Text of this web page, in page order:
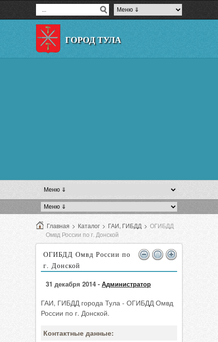
ГОРОД ТУЛА
Главная > Каталог > ГАИ, ГИБДД > ОГИБДД
Омвд России по г. Донской
ОГИБДД Омвд России по
г. Донской
31 декабря 2014 - Администратор
ГАИ, ГИБДД города Тула - ОГИБДД Омвд
России по г. Донской.
Контактные данные: